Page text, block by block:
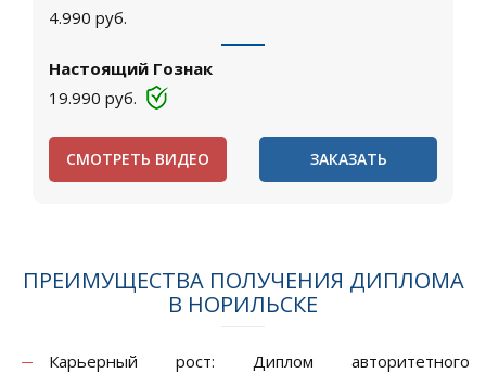
4.990 руб.
Настоящий Гознак
19.990 руб.
СМОТРЕТЬ ВИДЕО ЗАКАЗАТЬ
ПРЕИМУЩЕСТВА ПОЛУЧЕНИЯ ДИПЛОМА
В НОРИЛЬСКЕ
Карьерный рост: Диплом авторитетного